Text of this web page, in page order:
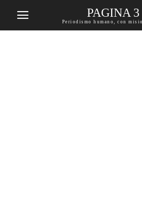
PAGINA 3
Periodismo humano, con